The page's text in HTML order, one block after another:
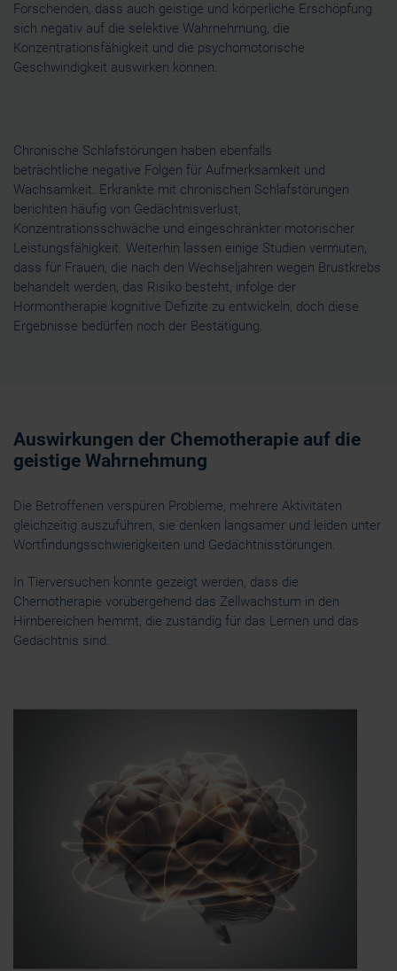
Forschenden, dass auch geistige und körperliche Erschöpfung
sich negativ auf die selektive Wahrnehmung, die
Konzentrationsfähigkeit und die psychomotorische
Geschwindigkeit auswirken können.
Chronische Schlafstörungen haben ebenfalls
beträchtliche negative Folgen für Aufmerksamkeit und
Wachsamkeit. Erkrankte mit chronischen Schlafstörungen
berichten häufig von Gedächtnisverlust,
Konzentrationsschwäche und eingeschränkter motorischer
Leistungsfähigkeit. Weiterhin lassen einige Studien vermuten,
dass für Frauen, die nach den Wechseljahren wegen Brustkrebs
behandelt werden, das Risiko besteht, infolge der
Hormontherapie kognitive Defizite zu entwickeln, doch diese
Ergebnisse bedürfen noch der Bestätigung.
Auswirkungen der Chemotherapie auf die
geistige Wahrnehmung
Die Betroffenen verspüren Probleme, mehrere Aktivitäten
gleichzeitig auszuführen, sie denken langsamer und leiden unter
Wortfindungsschwierigkeiten und Gedächtnisstörungen.
In Tierversuchen konnte gezeigt werden, dass die
Chemotherapie vorübergehend das Zellwachstum in den
Hirnbereichen hemmt, die zuständig für das Lernen und das
Gedächtnis sind.